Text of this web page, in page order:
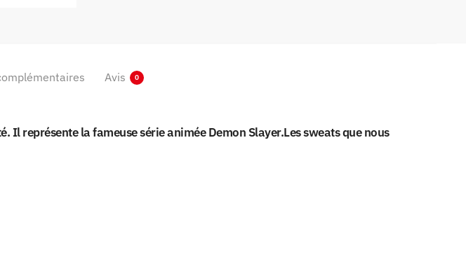
Avis 0
représente la fameuse série animée Demon Slayer.Les sweats que nous